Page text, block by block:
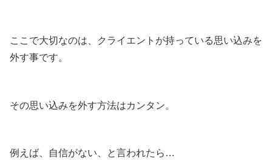
ここで大切なのは、クライエントが持っている思い込みを
外す事です。
その思い込みを外す方法はカンタン。
例えば、自信がない、と言われたら…